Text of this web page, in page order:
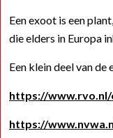
Een exoot is een
die elders in Europa
Een klein deel van
https://www.rvo.nl/
https://